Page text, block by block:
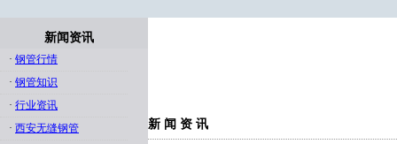
新闻资讯
· 钢管行情
· 钢管知识
· 行业资讯
· 西安无缝钢管
新 闻 资 讯